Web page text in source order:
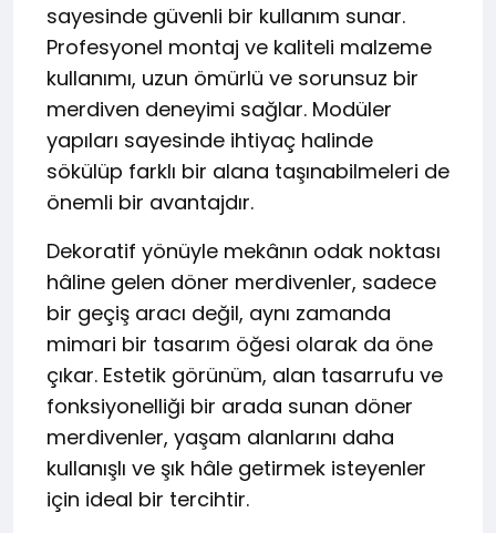
sayesinde güvenli bir kullanım sunar.
Profesyonel montaj ve kaliteli malzeme
kullanımı, uzun ömürlü ve sorunsuz bir
merdiven deneyimi sağlar. Modüler
yapıları sayesinde ihtiyaç halinde
sökülüp farklı bir alana taşınabilmeleri de
önemli bir avantajdır.
Dekoratif yönüyle mekânın odak noktası
hâline gelen döner merdivenler, sadece
bir geçiş aracı değil, aynı zamanda
mimari bir tasarım öğesi olarak da öne
çıkar. Estetik görünüm, alan tasarrufu ve
fonksiyonelliği bir arada sunan döner
merdivenler, yaşam alanlarını daha
kullanışlı ve şık hâle getirmek isteyenler
için ideal bir tercihtir.